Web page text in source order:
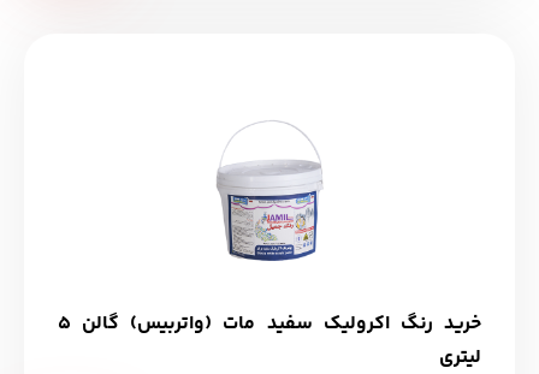
خرید رنگ اکرولیک سفید مات (واتربیس) گالن 5
لیتری